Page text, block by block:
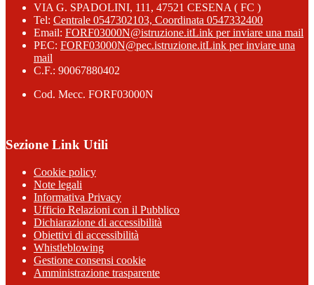
VIA G. SPADOLINI, 111, 47521 CESENA ( FC )
Tel: Centrale 0547302103, Coordinata 0547332400
Email: FORF03000N@istruzione.itLink per inviare una mail
PEC: FORF03000N@pec.istruzione.itLink per inviare una
mail
C.F.: 90067880402
Cod. Mecc. FORF03000N
Sezione Link Utili
Cookie policy
Note legali
Informativa Privacy
Ufficio Relazioni con il Pubblico
Dichiarazione di accessibilità
Obiettivi di accessibilità
Whistleblowing
Gestione consensi cookie
Amministrazione trasparente